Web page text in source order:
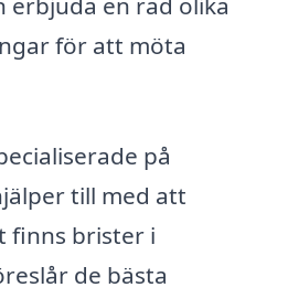
för att möta
på
till med att
finns brister i
de bästa